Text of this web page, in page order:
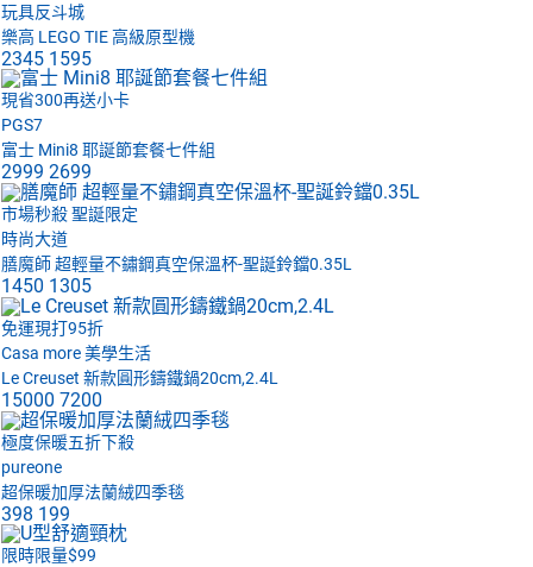
玩具反斗城
樂高 LEGO TIE 高級原型機
2345 1595
現省300再送小卡
PGS7
富士 Mini8 耶誕節套餐七件組
2999 2699
市場秒殺 聖誕限定
時尚大道
膳魔師 超輕量不鏽鋼真空保溫杯-聖誕鈴鐺0.35L
1450 1305
免運現打95折
Casa more 美學生活
Le Creuset 新款圓形鑄鐵鍋20cm,2.4L
15000 7200
極度保暖五折下殺
pureone
超保暖加厚法蘭絨四季毯
398 199
限時限量$99